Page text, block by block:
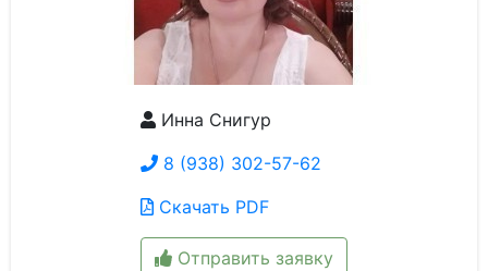
Инна Снигур
8 (938) 302-57-62
Скачать PDF
Отправить заявку